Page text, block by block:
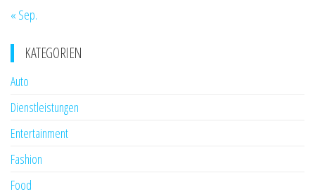
« Sep.
KATEGORIEN
Auto
Dienstleistungen
Entertainment
Fashion
Food